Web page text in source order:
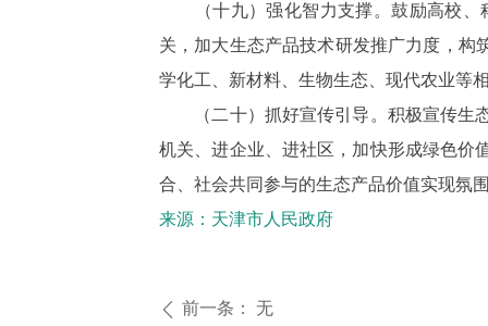
（十九）强化智力支撑。鼓励高校、
关，加大生态产品技术研发推广力度，构
学化工、新材料、生物生态、现代农业等
（二十）抓好宣传引导。积极宣传生态
机关、进企业、进社区，加快形成绿色价
合、社会共同参与的生态产品价值实现氛
来源：天津市人民政府
ꄴ 前一条： 无